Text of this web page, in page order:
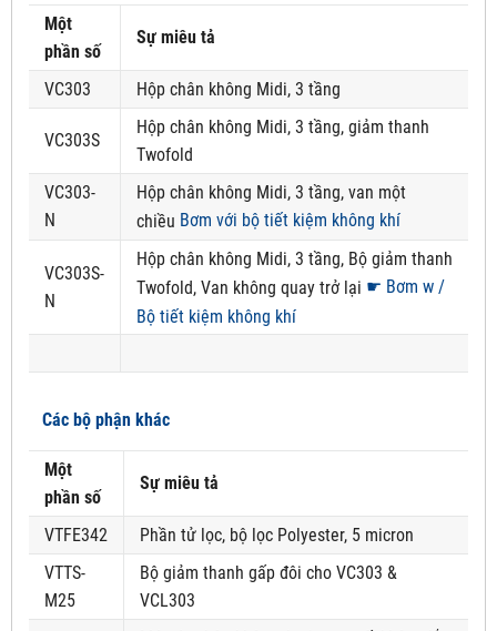
Một
phần số
Sự miêu tả
VC303 Hộp chân không Midi, 3 tầng
VC303S
Hộp chân không Midi, 3 tầng, giảm thanh
Twofold
VC303-
N
Hộp chân không Midi, 3 tầng, van một
chiều Bơm với bộ tiết kiệm không khí
VC303S-
N
Hộp chân không Midi, 3 tầng, Bộ giảm thanh
Twofold, Van không quay trở lại ☛ Bơm w /
Bộ tiết kiệm không khí
Các bộ phận khác
Một
phần số
Sự miêu tả
VTFE342
Phần tử lọc, bộ lọc Polyester, 5 micron
VTTS-
M25
Bộ giảm thanh gấp đôi cho VC303 &
VCL303